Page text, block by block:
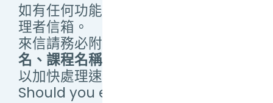
如有任何功能操作問題，敬請來信管
理者信箱。
來信請務必附上
名、課程名稱（或提供畫面截圖）
以加快處理速度。
Should you encounter any